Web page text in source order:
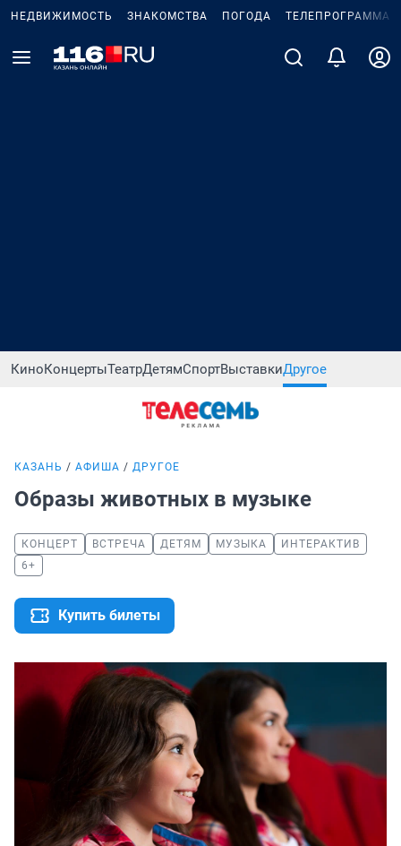
НЕДВИЖИМОСТЬ ЗНАКОМСТВА ПОГОДА ТЕЛЕПРОГРАММА
КиноКонцертыТеатрДетямСпортВыставкиДругое
КАЗАНЬ АФИША ДРУГОЕ
Образы животных в музыке
КОНЦЕРТ ВСТРЕЧА ДЕТЯМ МУЗЫКА
ИНТЕРАКТИВ
6+
Купить билеты